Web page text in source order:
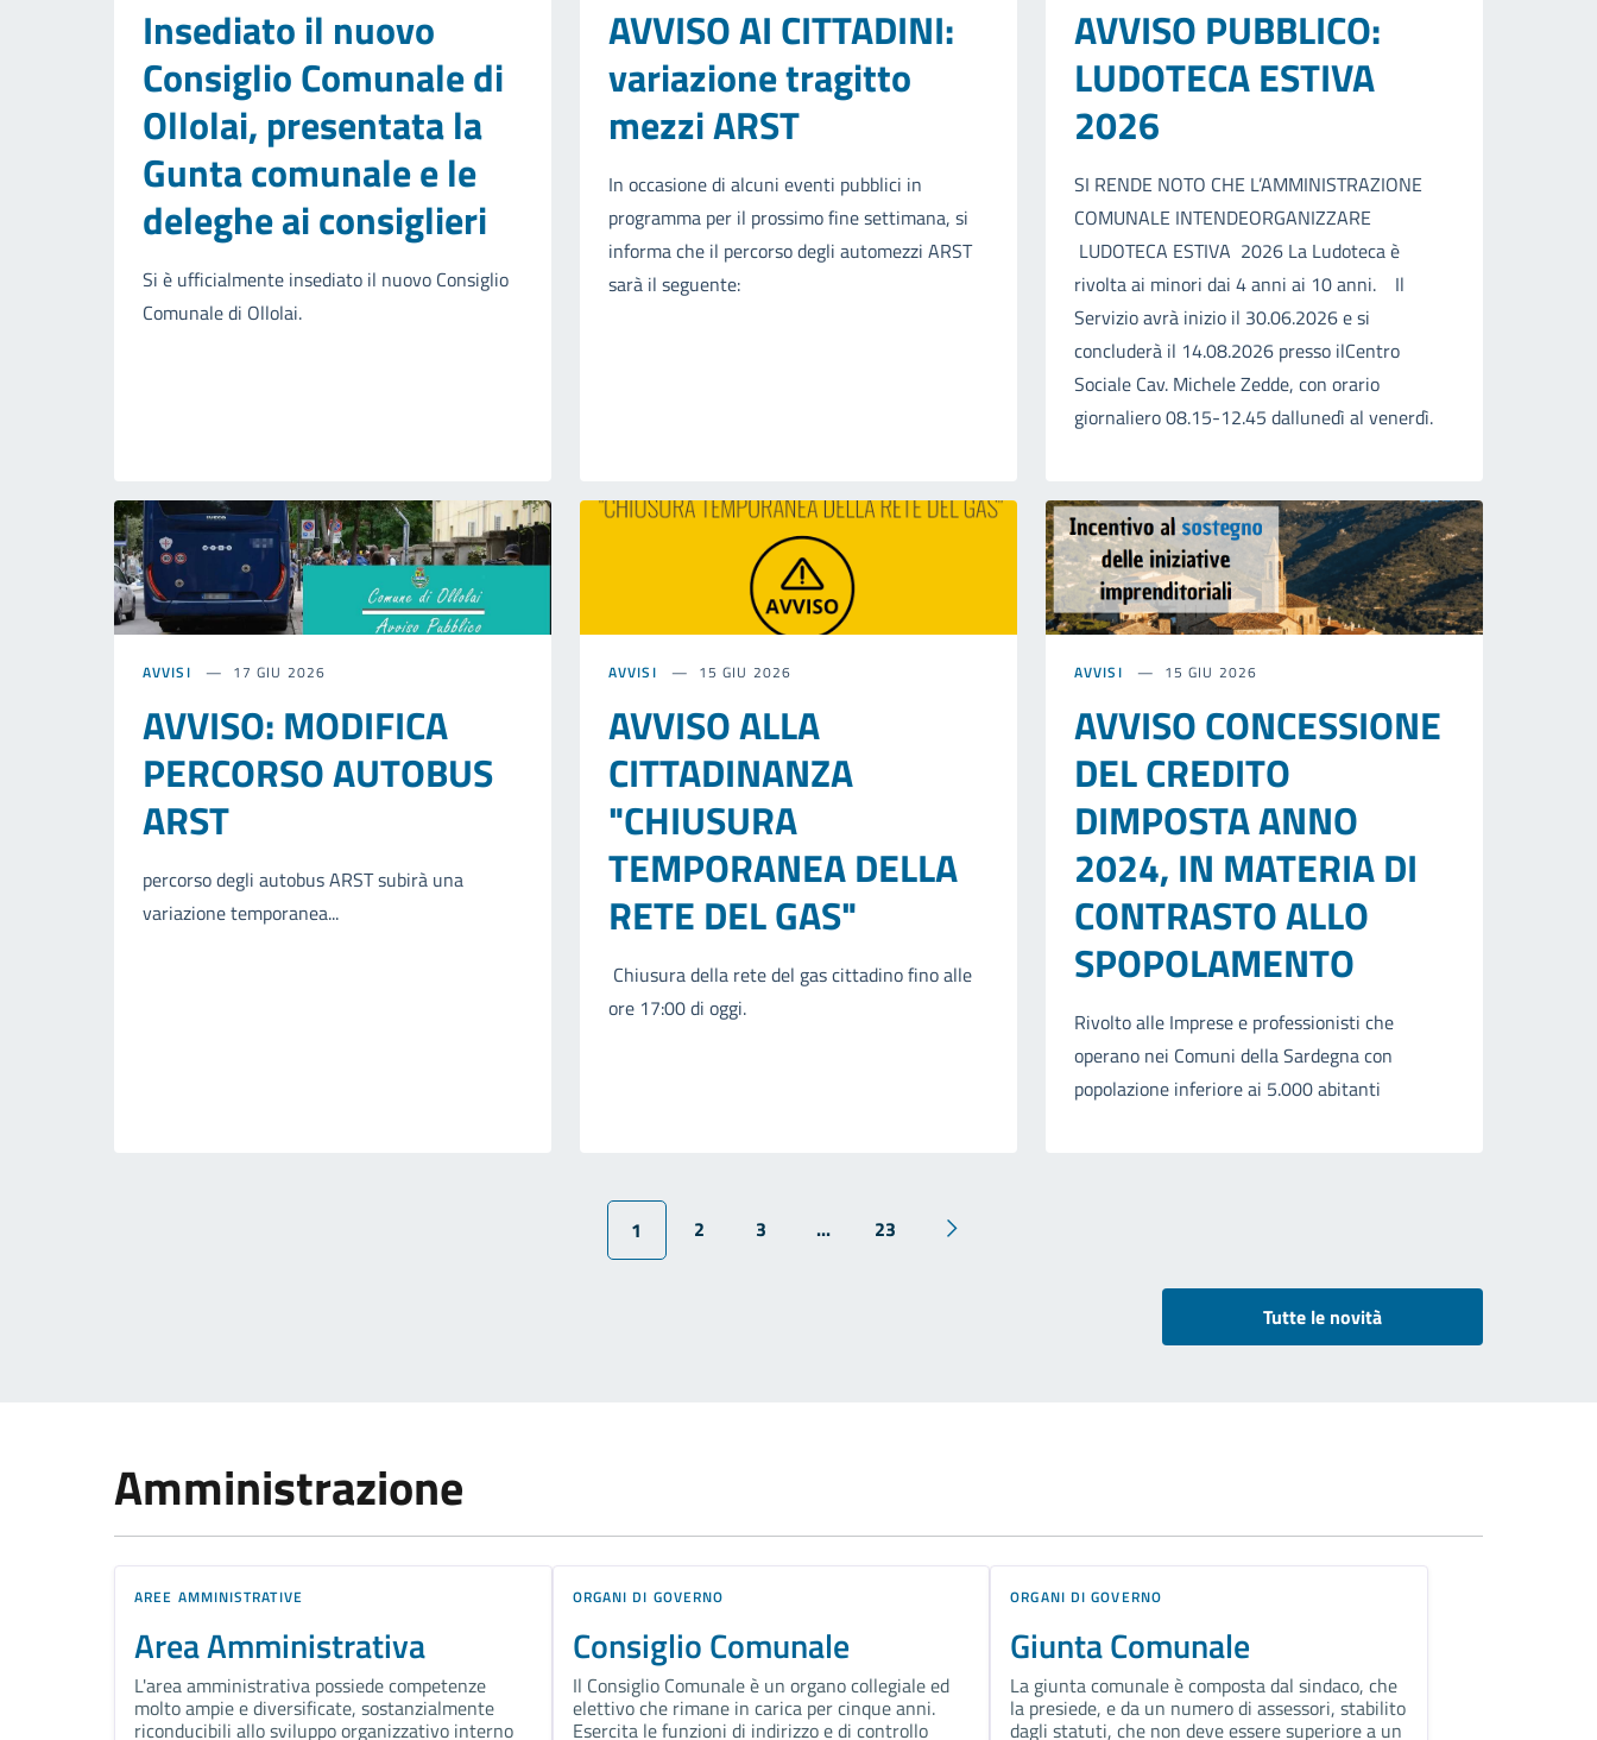
Insediato il nuovo
Consiglio Comunale di
Ollolai, presentata la
Gunta comunale e le
deleghe ai consiglieri
Si è ufficialmente insediato il nuovo Consiglio
Comunale di Ollolai.
AVVISO AI CITTADINI:
variazione tragitto
mezzi ARST
In occasione di alcuni eventi pubblici in
programma per il prossimo fine settimana, si
informa che il percorso degli automezzi ARST
sarà il seguente:
AVVISO PUBBLICO:
LUDOTECA ESTIVA
2026
SI RENDE NOTO CHE L’AMMINISTRAZIONE
COMUNALE INTENDEORGANIZZARE
LUDOTECA ESTIVA 2026 La Ludoteca è
rivolta ai minori dai 4 anni ai 10 anni. Il
Servizio avrà inizio il 30.06.2026 e si
concluderà il 14.08.2026 presso ilCentro
Sociale Cav. Michele Zedde, con orario
giornaliero 08.15-12.45 dallunedì al venerdì.
AVVISI 17 GIU 2026
AVVISO: MODIFICA
PERCORSO AUTOBUS
ARST
percorso degli autobus ARST subirà una
variazione temporanea...
AVVISI 15 GIU 2026
AVVISO ALLA
CITTADINANZA
"CHIUSURA
TEMPORANEA DELLA
RETE DEL GAS"
Chiusura della rete del gas cittadino fino alle
ore 17:00 di oggi.
AVVISI 15 GIU 2026
AVVISO CONCESSIONE
DEL CREDITO
DIMPOSTA ANNO
2024, IN MATERIA DI
CONTRASTO ALLO
SPOPOLAMENTO
Rivolto alle Imprese e professionisti che
operano nei Comuni della Sardegna con
popolazione inferiore ai 5.000 abitanti
1 2 3 ... 23
Tutte le novità
Amministrazione
AREE AMMINISTRATIVE
Area Amministrativa
L'area amministrativa possiede competenze
molto ampie e diversificate, sostanzialmente
riconducibili allo sviluppo organizzativo interno
ORGANI DI GOVERNO
Consiglio Comunale
Il Consiglio Comunale è un organo collegiale ed
elettivo che rimane in carica per cinque anni.
Esercita le funzioni di indirizzo e di controllo
ORGANI DI GOVERNO
Giunta Comunale
La giunta comunale è composta dal sindaco, che
la presiede, e da un numero di assessori, stabilito
dagli statuti, che non deve essere superiore a un